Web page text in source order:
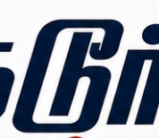
பதற்றம்